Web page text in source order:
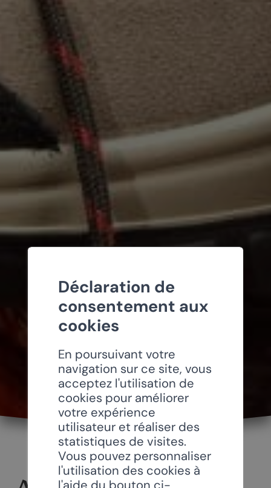
Déclaration de
consentement aux
cookies
En poursuivant votre
navigation sur ce site, vous
acceptez l'utilisation de
cookies pour améliorer
votre expérience
utilisateur et réaliser des
statistiques de visites.
Vous pouvez personnaliser
l'utilisation des cookies à